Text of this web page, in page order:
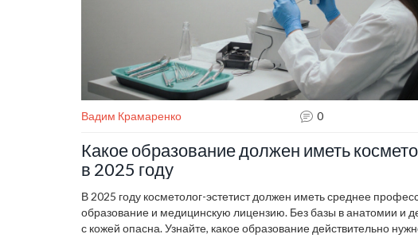
Вадим Крамаренко 0
Какое образование должен иметь
в 2025 году
В 2025 году косметолог-эстетист должен иметь среднее
образование и медицинскую лицензию. Без базы в анатомии и
с кожей опасна. Узнайте, какое образование действительно